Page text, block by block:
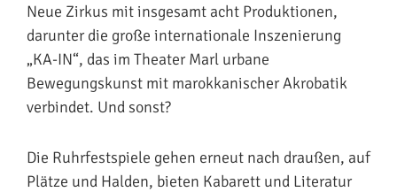
Neue Zirkus mit insgesamt acht Produktionen,
darunter die große internationale Inszenierung
„KA-IN“, das im Theater Marl urbane
Bewegungskunst mit marokkanischer Akrobatik
verbindet. Und sonst?
Die Ruhrfestspiele gehen erneut nach draußen, auf
Plätze und Halden, bieten Kabarett und Literatur